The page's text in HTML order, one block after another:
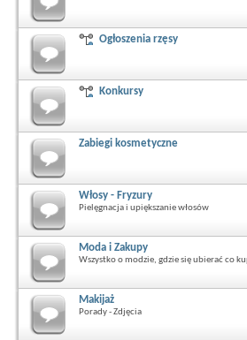
Ogłoszenia rzęsy
Konkursy
Zabiegi kosmetyczne
Włosy - Fryzury
Pielęgnacja i upiększanie włosów
Moda i Zakupy
Wszystko o modzie, gdzie się ubierać co
Makijaż
Porady - Zdjęcia